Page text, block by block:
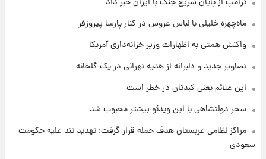
+جدول
ماه‌چهره خلیلی با لباس عروس در کنار پارسا پیروزفر
واکنش همتی به اظهارات وزیر خزانه‌داری آمریکا
تصاویر جدید و دلبرانه از هدیه تهرانی در یک گلخانه
این علائم یعنی کبدتان در خطر است
سحر دولتشاهی با این ویدئو بیشتر محبوب شد
مراکز نظامی عربستان هدف حمله قرار گرفت؛ تهدید تند علیه حکومت
سعودی